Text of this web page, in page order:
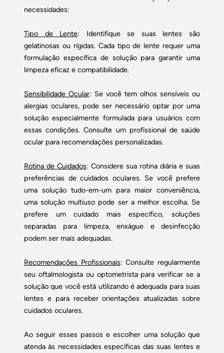
necessidades:
Tipo de Lente: Identifique se suas lentes são
gelatinosas ou rígidas. Cada tipo de lente requer uma
formulação específica de solução para garantir uma
limpeza eficaz e compatibilidade.
Sensibilidade Ocular: Se você tem olhos sensíveis ou
alergias oculares, pode ser necessário optar por uma
solução especialmente formulada para usuários com
essas condições. Consulte um profissional de saúde
ocular para recomendações personalizadas.
Rotina de Cuidados: Considere sua rotina diária e suas
preferências de cuidados oculares. Se você prefere
uma solução tudo-em-um para maior conveniência,
uma solução multiuso pode ser a melhor escolha. Se
prefere um cuidado mais específico, soluções
separadas para limpeza, enxágue e desinfecção
podem ser mais adequadas.
Recomendações Profissionais: Consulte regularmente
seu oftalmologista ou optometrista para verificar se a
solução que você está utilizando é adequada para suas
lentes e para receber orientações atualizadas sobre
cuidados oculares.
Ao seguir esses passos e escolher uma solução que
atenda às necessidades específicas das suas lentes e